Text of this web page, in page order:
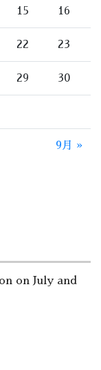
15 16
22 23
29 30
9月 »
on July and